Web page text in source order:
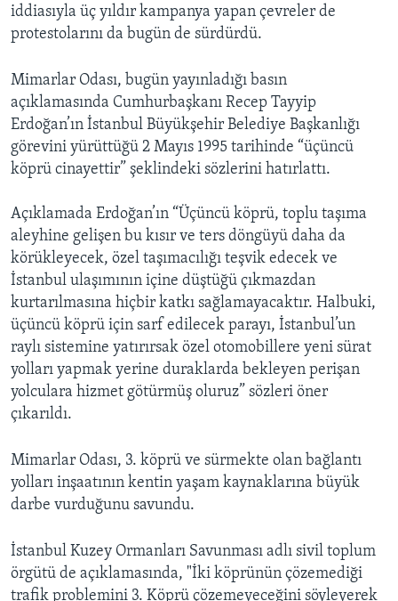
iddiasıyla üç yıldır kampanya yapan çevreler de
protestolarını da bugün de sürdürdü.
Mimarlar Odası, bugün yayınladığı basın
açıklamasında Cumhurbaşkanı Recep Tayyip
Erdoğan’ın İstanbul Büyükşehir Belediye Başkanlığı
görevini yürüttüğü 2 Mayıs 1995 tarihinde “üçüncü
köprü cinayettir” şeklindeki sözlerini hatırlattı.
Açıklamada Erdoğan’ın “Üçüncü köprü, toplu taşıma
aleyhine gelişen bu kısır ve ters döngüyü daha da
körükleyecek, özel taşımacılığı teşvik edecek ve
İstanbul ulaşımının içine düştüğü çıkmazdan
kurtarılmasına hiçbir katkı sağlamayacaktır. Halbuki,
üçüncü köprü için sarf edilecek parayı, İstanbul’un
raylı sistemine yatırırsak özel otomobillere yeni sürat
yolları yapmak yerine duraklarda bekleyen perişan
yolculara hizmet götürmüş oluruz” sözleri öner
çıkarıldı.
Mimarlar Odası, 3. köprü ve sürmekte olan bağlantı
yolları inşaatının kentin yaşam kaynaklarına büyük
darbe vurduğunu savundu.
İstanbul Kuzey Ormanları Savunması adlı sivil toplum
örgütü de açıklamasında, "İki köprünün çözemediği
trafik problemini 3. Köprü çözemeyeceğini söyleyerek